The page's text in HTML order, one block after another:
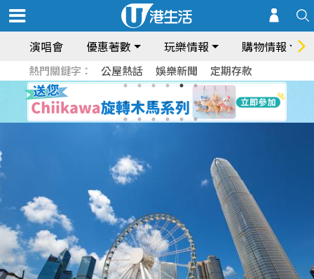
演唱會 優惠著數 玩樂情報 購物情報
熱門關鍵字： 公屋熱話 娛樂新聞 定期存款